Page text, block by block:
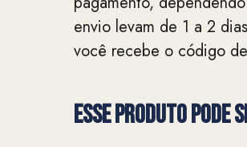
envio levam de 1 a 2
você recebe o código
Esse produto pode